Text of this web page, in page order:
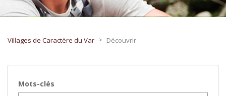
Villages de Caractère du Var > Découvrir
Mots-clés